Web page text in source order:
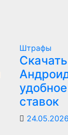
Штрафы
ставок
24.05.2026